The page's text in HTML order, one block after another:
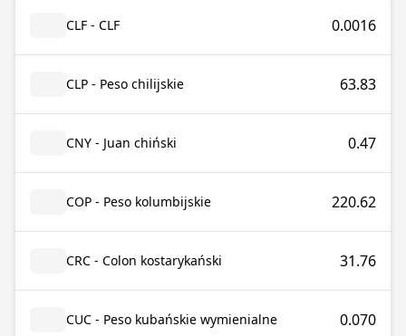
CLF - CLF 0.0016
CLP - Peso chilijskie 63.83
CNY - Juan chiński 0.47
COP - Peso kolumbijskie 220.62
CRC - Colon kostarykański 31.76
CUC - Peso kubańskie wymienialne 0.070